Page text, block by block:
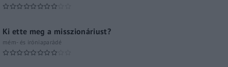
Ki ette meg a misszionáriust?
mém- és iróniaparádé